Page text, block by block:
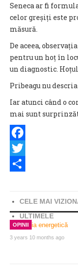
Seneca ar fi
celor greșiți este
măsură.
De aceea,
pentru un hoț în
un diagnostic.
Pribeagu nu
Iar atunci când o
mai sunt
Facebook
Twitter
CELE MAI
ULTIMELE
OPINII
3 years 10 months ago